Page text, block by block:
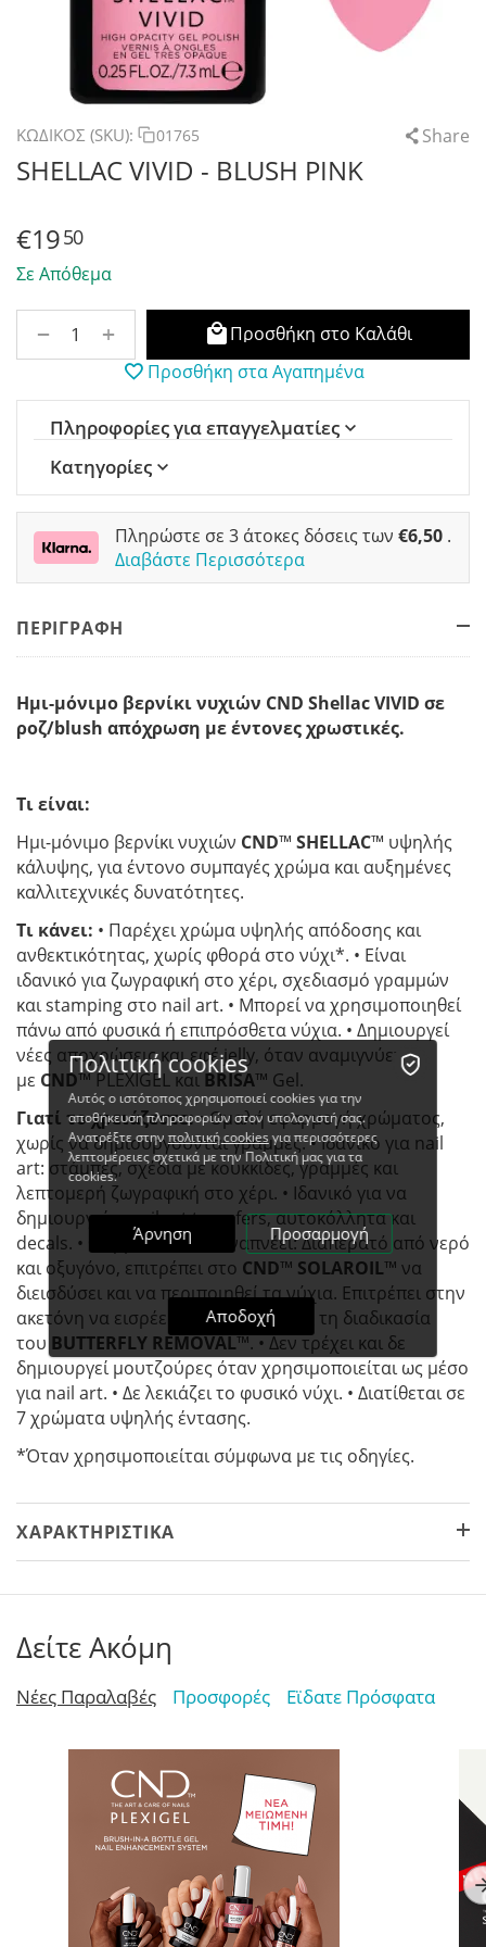
ΚΩΔΙΚΟΣ (SKU): 01765 Share
SHELLAC VIVID - BLUSH PINK
€1950
Σε Απόθεμα
+
−
Προσθήκη στο Καλάθι
Προσθήκη στα Αγαπημένα
Πληροφορίες για επαγγελματίες
Κατηγορίες
Πληρώστε σε 3 άτοκες δόσεις των €6,50 .
Διαβάστε Περισσότερα
ΠΕΡΙΓΡΑΦΗ
Ημι-μόνιμο βερνίκι νυχιών CND Shellac VIVID σε
ροζ/blush απόχρωση με έντονες χρωστικές.
Τι είναι:
Ημι-μόνιμο βερνίκι νυχιών CND™ SHELLAC™ υψηλής
κάλυψης, για έντονο συμπαγές χρώμα και αυξημένες
καλλιτεχνικές δυνατότητες.
Τι κάνει: • Παρέχει χρώμα υψηλής απόδοσης και
ανθεκτικότητας, χωρίς φθορά στο νύχι*. • Είναι
ιδανικό για ζωγραφική στο χέρι, σχεδιασμό γραμμών
και stamping στο nail art. • Μπορεί να χρησιμοποιηθεί
πάνω από φυσικά ή επιπρόσθετα νύχια. • Δημιουργεί
νέες αποχρώσεις και εφέ jelly, όταν αναμιγνύεται
με CND™ PLEXIGEL καιBRISA™ Gel.
Γιατί το χρειάζεστε:• Ομαλή εφαρμογή χρώματος,
χωρίς να δημιουργούνται γραμμές. • Ιδανικό για nail
art: στάμπες, σχέδια με κουκκίδες, γραμμές και
λεπτομερή ζωγραφική στο χέρι. • Ιδανικό για να
δημιουργείτε nail art transfers, αυτοκόλλητα και
decals. • Φόρμουλα που αναπνέει: Διαπερατό από νερό
και οξυγόνο, επιτρέπει στο CND™ SOLAROIL™ να
διεισδύσει και να περιποιηθεί τα νύχια. Eπιτρέπει στην
ακετόνη να εισρέει, διευκολύνοντας τη διαδικασία
του BUTTERFLY REMOVAL™. • Δεν τρέχει και δε
δημιουργεί μουτζούρες όταν χρησιμοποιείται ως μέσο
για nail art. • Δε λεκιάζει το φυσικό νύχι. • Διατίθεται σε
7 χρώματα υψηλής έντασης.
*Όταν χρησιμοποιείται σύμφωνα με τις οδηγίες.
ΧΑΡΑΚΤΗΡΙΣΤΙΚΆ
Δείτε Ακόμη
Νέες Παραλαβές Προσφορές Εϊδατε Πρόσφατα
Πολιτική cookies
Αυτός ο ιστότοπος χρησιμοποιεί cookies για την
αποθήκευση πληροφοριών στον υπολογιστή σας.
Ανατρέξτε στηνπολιτική cookiesγια περισσότερες
λεπτομέρειες σχετικά με την Πολιτική μας για τα
cookies.
Άρνηση Προσαρμογή
Αποδοχή